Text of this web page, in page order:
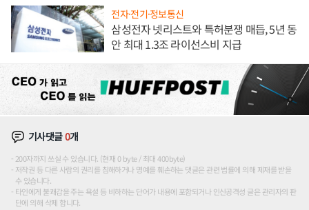
전자·전기·정보통신
삼성전자 넷리스트와 특허분쟁 매듭, 5년 동
안 최대 1.3조 라이선스비 지급
기사댓글0개
200자까지 쓰실 수 있습니다. (현재 0 byte / 최대 400byte)
저작권 등 다른 사람의 권리를 침해하거나 명예를 훼손하는 댓글은 관련 법률에 의해 제재를 받을
수 있습니다.
타인에게 불쾌감을 주는 욕설 등 비하하는 단어가 내용에 포함되거나 인신공격성 글은 관리자의 판
단에 의해 삭제 합니다.